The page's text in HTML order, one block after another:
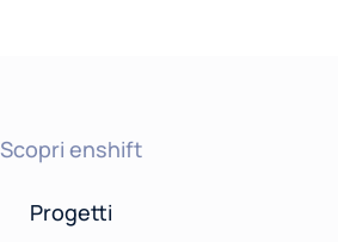
Scopri enshift
Progetti